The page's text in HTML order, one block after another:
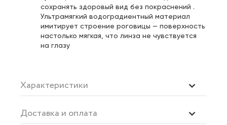
сохранять здоровый вид без покраснений .
Ультрамягкий водоградиентный материал
имитирует строение роговицы — поверхность
настолько мягкая, что линза не чувствуется
на глазу
Характеристики
Доставка и оплата